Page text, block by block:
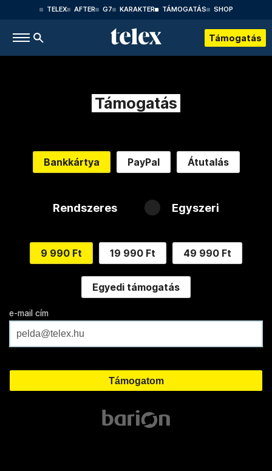
TELEX AFTER G7 KARAKTER TÁMOGATÁS SHOP
Támogatás
Támogatás
Bankkártya PayPal Átutalás
Rendszeres Egyszeri
9 990 Ft 19 990 Ft 49 990 Ft
Egyedi támogatás
e-mail cím